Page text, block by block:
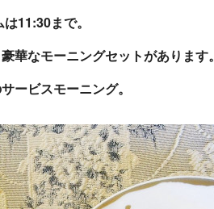
11:30まで。
華なモーニングセットがあります。
ービスモーニング。